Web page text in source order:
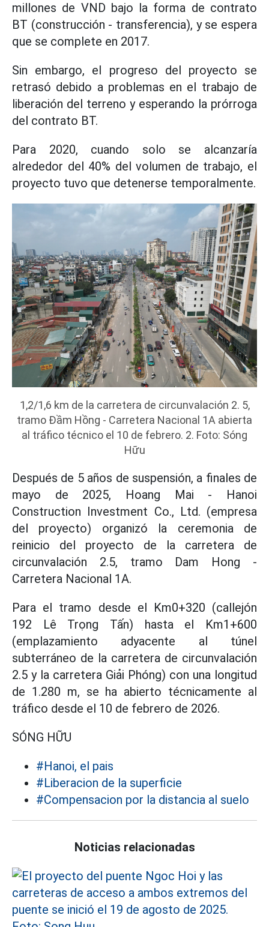
millones de VND bajo la forma de contrato
BT (construcción - transferencia), y se espera
que se complete en 2017.
Sin embargo, el progreso del proyecto se
retrasó debido a problemas en el trabajo de
liberación del terreno y esperando la prórroga
del contrato BT.
Para 2020, cuando solo se alcanzaría
alrededor del 40% del volumen de trabajo, el
proyecto tuvo que detenerse temporalmente.
1,2/1,6 km de la carretera de circunvalación 2. 5,
tramo Đầm Hồng - Carretera Nacional 1A abierta
al tráfico técnico el 10 de febrero. 2. Foto: Sóng
Hữu
Después de 5 años de suspensión, a finales de
mayo de 2025, Hoang Mai - Hanoi
Construction Investment Co., Ltd. (empresa
del proyecto) organizó la ceremonia de
reinicio del proyecto de la carretera de
circunvalación 2.5, tramo Dam Hong -
Carretera Nacional 1A.
Para el tramo desde el Km0+320 (callejón
192 Lê Trọng Tấn) hasta el Km1+600
(emplazamiento adyacente al túnel
subterráneo de la carretera de circunvalación
2.5 y la carretera Giải Phóng) con una longitud
de 1.280 m, se ha abierto técnicamente al
tráfico desde el 10 de febrero de 2026.
SÓNG HỮU
#Hanoi, el pais
#Liberacion de la superficie
#Compensacion por la distancia al suelo
Noticias relacionadas